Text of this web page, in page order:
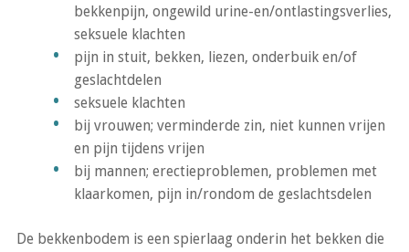
bekkenpijn, ongewild urine-en/ontlastingsverlies,
seksuele klachten
pijn in stuit, bekken, liezen, onderbuik en/of
geslachtdelen
seksuele klachten
bij vrouwen; verminderde zin, niet kunnen vrijen
en pijn tijdens vrijen
bij mannen; erectieproblemen, problemen met
klaarkomen, pijn in/rondom de geslachtsdelen
De bekkenbodem is een spierlaag onderin het bekken die